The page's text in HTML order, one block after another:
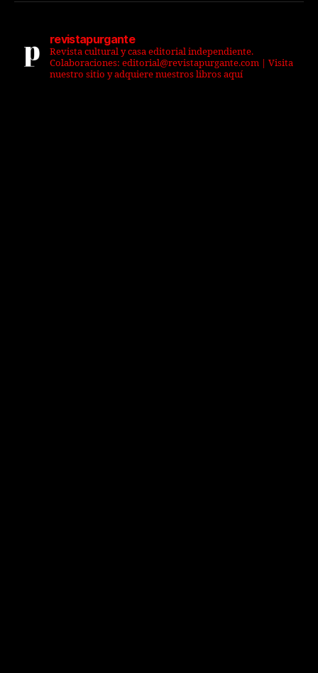
revistapurgante
Revista cultural y casa editorial independiente.
Colaboraciones: editorial@revistapurgante.com | Visita
nuestro sitio y adquiere nuestros libros aquí